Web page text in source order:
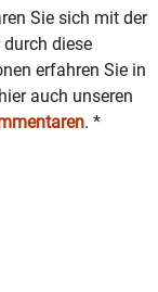
Sie sich mit der
diese
erfahren Sie in
auch unseren
. *